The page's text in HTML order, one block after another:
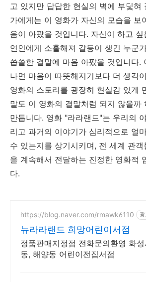
고 있지만 답답한 현실의 벽에 부딫혀
가에게는 이 영화가 자신의 모습을 보
음이 아팠을 것입니다. 자신이 하고
연인에게 소홀해져 갈등이 생긴 누군
씁쓸한 결말에 마음 아팠을 것입니다.
나면 마음이 따뜻해지기보다 더 생각
영화의 스토리를 굉장히 현실감 있게
말도 이 영화의 결말처럼 되지 않을까
만듭니다. 영화 "라라랜드"는 우리의
리고 과거의 이야기가 심리적으로 얼
수 있는지를 상기시키며, 전 세계 관
을 계속해서 전달하는 진정한 영화적
다.
https://blog.naver.com/rmawk6110
뉴라라랜드 희망어린이서점
정품판매지정점 전화문의환영 화성시, 안산시, 새솔
동, 해양동 어린이전집서점